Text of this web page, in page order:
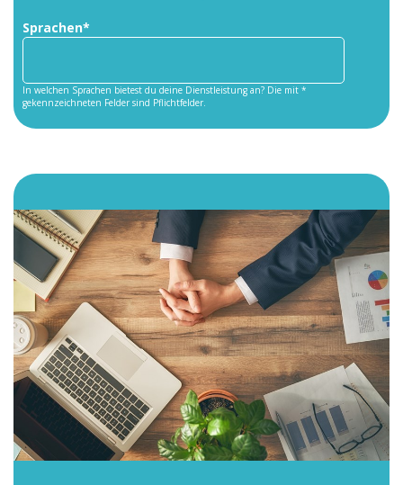
Sprachen*
In welchen Sprachen bietest du deine Dienstleistung an? Die mit *
gekennzeichneten Felder sind Pflichtfelder.